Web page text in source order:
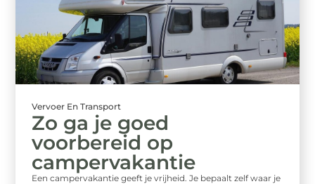
Vervoer En Transport
Zo ga je goed
voorbereid op
campervakantie
Een campervakantie geeft je vrijheid. Je bepaalt zelf waar je